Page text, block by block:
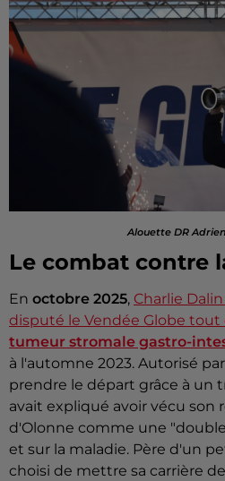
Alouette DR
Le combat contre
En octobre 2025, Charlie
disputé le Vendée Globe
tumeur stromale gastro-
à l'automne 2023. Autorisé
prendre le départ grâce à un
avait expliqué avoir vécu son
d'Olonne comme une
et sur la maladie. Père d'un
choisi de mettre sa carrière